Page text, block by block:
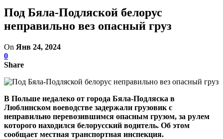
Под Бяла-Подляской белорус
неправильно вез опасный груз
On Янв 24, 2024
0
Share
В Польше недалеко от города Бяла-Подляска в
Люблинском воеводстве задержали грузовик с
неправильно перевозившимся опасным грузом, за рулем
которого находился белорусский водитель. Об этом
сообщает местная транспортная инспекция.